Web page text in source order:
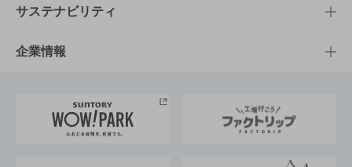
商品発売情報
栄養成分一覧
キャンペーン
工場見学
地域情報
文化・スポーツTOP
サントリーホール
サントリーサンバーズ大阪
サステナビリティ
サステナビリティTOP
サントリーが考えるサステナビリティ経営
企業情報
企業概要